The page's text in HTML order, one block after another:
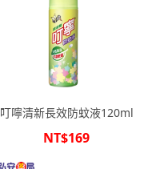
叮嚀清新長效防蚊液120ml
NT$169